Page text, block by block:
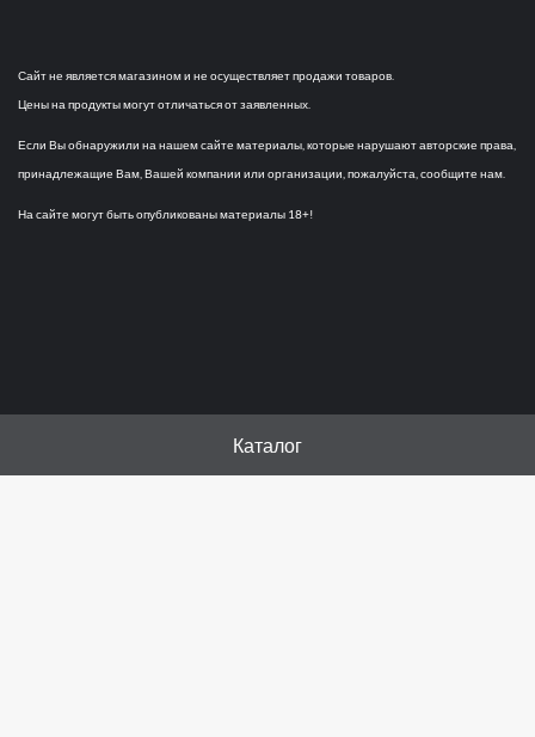
Сайт не является магазином и не осуществляет продажи товаров.
Цены на продукты могут отличаться от заявленных.
Если Вы обнаружили на нашем сайте материалы, которые нарушают авторские права,
принадлежащие Вам, Вашей компании или организации, пожалуйста, сообщите нам.
На сайте могут быть опубликованы материалы 18+!
Каталог